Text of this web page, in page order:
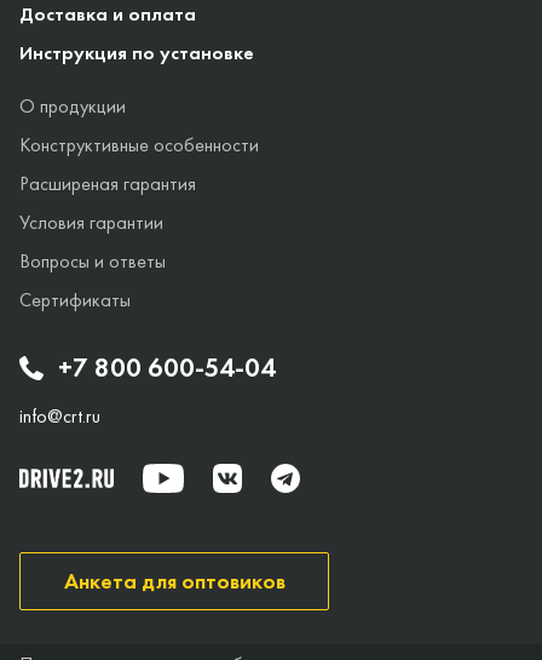
+7 800 600-54-04
info@crt.ru
Доставка и оплата
Инструкция по установке
О продукции
Конструктивные особенности
Расширеная гарантия
Условия гарантии
Вопросы и ответы
Сертификаты
Анкета для оптовиков